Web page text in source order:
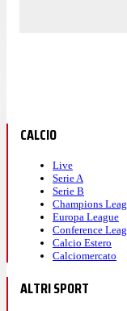
CALCIO
Live
Serie A
Serie B
Champions
Europa League
Conference
Calcio Estero
Calciomercato
ALTRI SPORT